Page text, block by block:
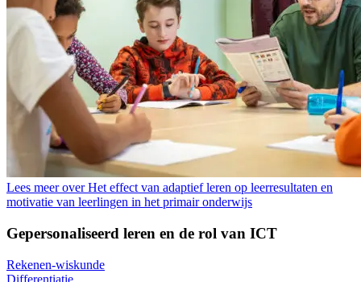
Lees meer over Het effect van adaptief leren op leerresultaten en
motivatie van leerlingen in het primair onderwijs
Gepersonaliseerd leren en de rol van ICT
Rekenen-wiskunde
Differentiatie